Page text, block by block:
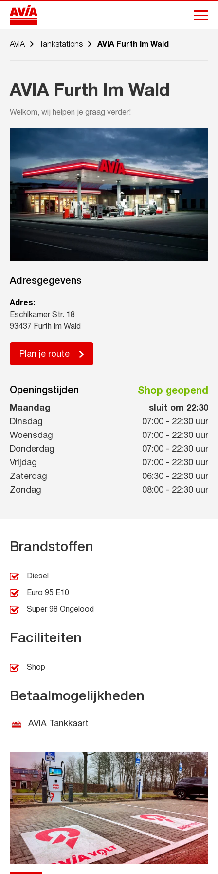
AVIA Tankstations AVIA Furth Im Wald
AVIA Furth Im Wald
Welkom, wij helpen je graag verder!
Adresgegevens
Adres:
Eschlkamer Str. 18
93437 Furth Im Wald
Plan je route
Openingstijden Shop geopend
Maandag
sluit om 22:30
Dinsdag
07:00 - 22:30 uur
Woensdag
07:00 - 22:30 uur
Donderdag
07:00 - 22:30 uur
Vrijdag
07:00 - 22:30 uur
Zaterdag
06:30 - 22:30 uur
Zondag
08:00 - 22:30 uur
Brandstoffen
Diesel
Euro 95 E10
Super 98 Ongelood
Faciliteiten
Shop
Betaalmogelijkheden
AVIA Tankkaart